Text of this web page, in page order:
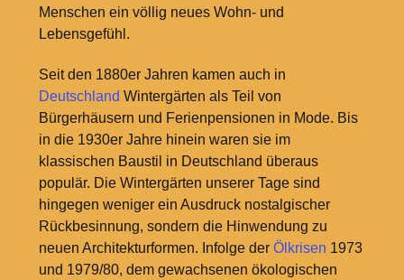
Menschen ein völlig neues Wohn- und
Lebensgefühl.
Seit den 1880er Jahren kamen auch in
Deutschland Wintergärten als Teil von
Bürgerhäusern und Ferienpensionen in Mode. Bis
in die 1930er Jahre hinein waren sie im
klassischen Baustil in Deutschland überaus
populär. Die Wintergärten unserer Tage sind
hingegen weniger ein Ausdruck nostalgischer
Rückbesinnung, sondern die Hinwendung zu
neuen Architekturformen. Infolge der Ölkrisen 1973
und 1979/80, dem gewachsenen ökologischen